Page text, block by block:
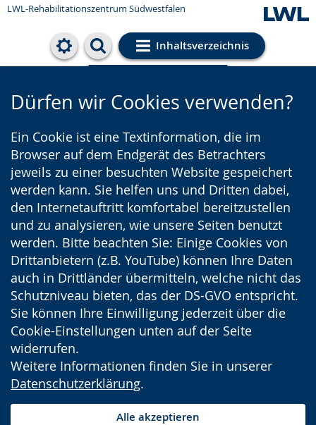
LWL-Rehabilitationszentrum Südwestfalen
Inhaltsverzeichnis
Cookie-Einstellungen
Dürfen wir Cookies verwenden?
Ein Cookie ist eine Textinformation, die im
Browser auf dem Endgerät des Betrachters
jeweils zu einer besuchten Website gespeichert
werden kann. Sie helfen uns und Dritten dabei,
den Internetauftritt komfortabel bereitzustellen
und zu analysieren, wie unsere Seiten benutzt
werden. Bitte beachten Sie: Einige Cookies von
Drittanbietern (z.B. YouTube) können Ihre Daten
auch in Drittländer übermitteln, welche nicht das
Schutzniveau bieten, das der DS-GVO entspricht.
Sie können Ihre Einwilligung jederzeit über die
Cookie-Einstellungen unten auf der Seite
widerrufen.
Weitere Informationen finden Sie in unserer
Datenschutzerklärung.
Alle akzeptieren